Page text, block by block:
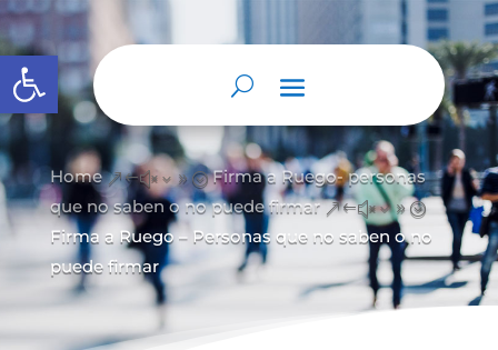
Abrir barra de herramientas
Home &#x39; Firma a Ruego- personas
que no saben o no puede firmar &#x39;
Firma a Ruego – Personas que no saben o no
puede firmar